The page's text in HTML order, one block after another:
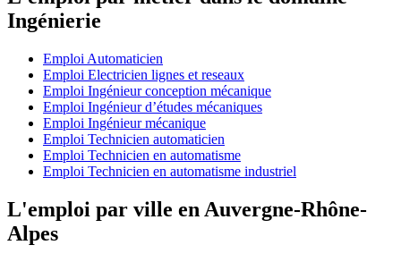
Ingénierie
Emploi Automaticien
Emploi Electricien lignes et reseaux
Emploi Ingénieur conception mécanique
Emploi Ingénieur d’études mécaniques
Emploi Ingénieur mécanique
Emploi Technicien automaticien
Emploi Technicien en automatisme
Emploi Technicien en automatisme industriel
L'emploi par ville en Auvergne-Rhône-
Alpes